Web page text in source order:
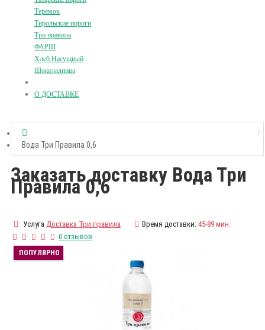
Теремок
Тирольские пироги
Три правила
ФАРШ
Хлеб Насущный
Шоколадница
О ДОСТАВКЕ
Вода Три Правила 0,6
Заказать доставку Вода Три
Правила 0,6
Услуга Доставка Три правила Время доставки: 45-89 мин.
0 отзывов
ПОПУЛЯРНО